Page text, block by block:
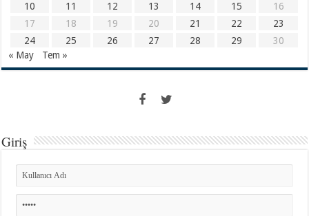
10
11 12 13 14 15
16
17
18 19 20 21 22
23
24
25 26 27 28 29
30
« May
Tem »
Giriş